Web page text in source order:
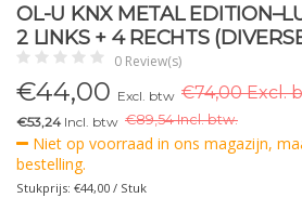
OL-U KNX METAL
2 LINKS + 4 RECHTS
0 Review(s)
€44,00 Excl. btw €74,00 Excl.
€53,24 Incl. btw €89,54 Incl. btw.
Niet op voorraad in ons magazijn,
bestelling.
Stukprijs: €44,00 / Stuk